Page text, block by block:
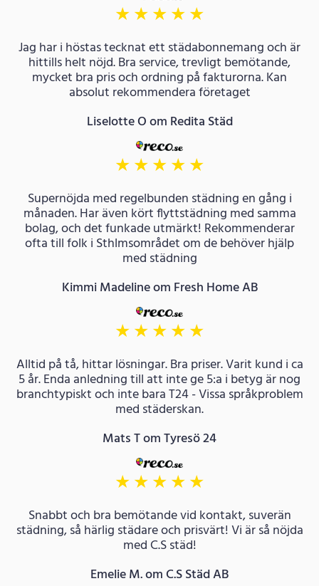
★★★★★
Jag har i höstas tecknat ett städabonnemang och är
hittills helt nöjd. Bra service, trevligt bemötande,
mycket bra pris och ordning på fakturorna. Kan
absolut rekommendera företaget
Liselotte O om Redita Städ
★★★★★
Supernöjda med regelbunden städning en gång i
månaden. Har även kört flyttstädning med samma
bolag, och det funkade utmärkt! Rekommenderar
ofta till folk i Sthlmsområdet om de behöver hjälp
med städning
Kimmi Madeline om Fresh Home AB
★★★★★
Alltid på tå, hittar lösningar. Bra priser. Varit kund i ca
5 år. Enda anledning till att inte ge 5:a i betyg är nog
branchtypiskt och inte bara T24 - Vissa språkproblem
med städerskan.
Mats T om Tyresö 24
★★★★★
Snabbt och bra bemötande vid kontakt, suverän
städning, så härlig städare och prisvärt! Vi är så nöjda
med C.S städ!
Emelie M. om C.S Städ AB